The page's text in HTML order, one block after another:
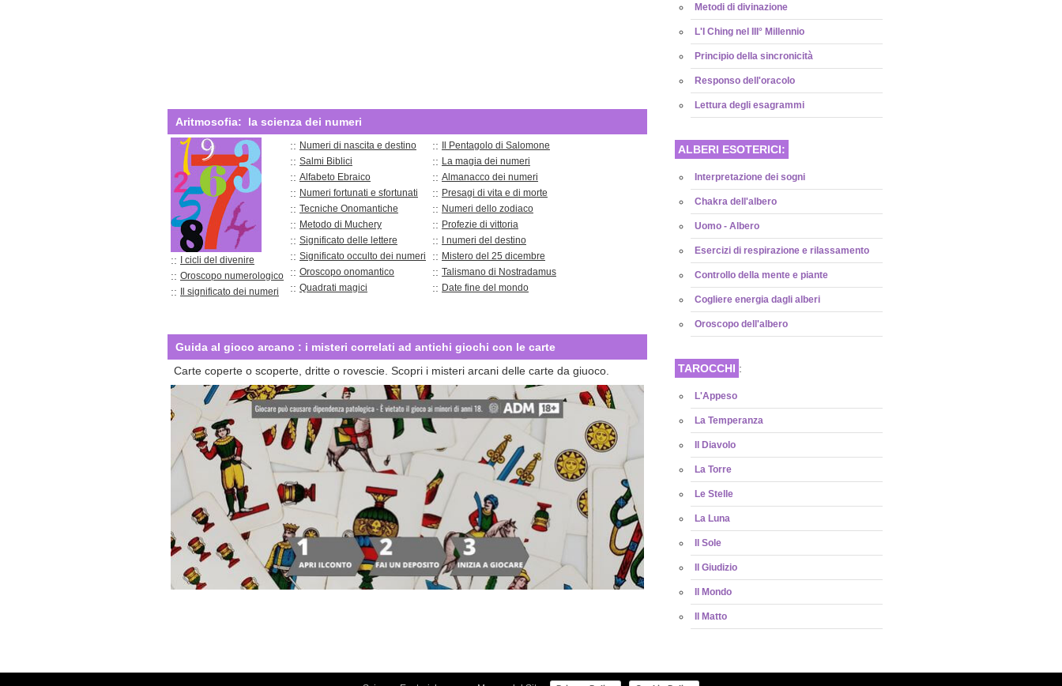
Aritmosofia: la scienza dei numeri
:: I cicli del divenire
:: Oroscopo numerologico
:: Il significato dei numeri
:: Numeri di nascita e destino
:: Salmi Biblici
:: Alfabeto Ebraico
:: Numeri fortunati e sfortunati
:: Tecniche Onomantiche
:: Metodo di Muchery
:: Significato delle lettere
:: Significato occulto dei numeri
:: Oroscopo onomantico
:: Quadrati magici
:: Il Pentagolo di Salomone
:: La magia dei numeri
:: Almanacco dei numeri
:: Presagi di vita e di morte
:: Numeri dello zodiaco
:: Profezie di vittoria
:: I numeri del destino
:: Mistero del 25 dicembre
:: Talismano di Nostradamus
:: Date fine del mondo
Guida al gioco arcano : i misteri correlati ad antichi giochi con le carte
Carte coperte o scoperte, dritte o rovescie. Scopri i misteri arcani delle carte da giuoco.
Metodi di divinazione
L'I Ching nel III° Millennio
Principio della sincronicità
Responso dell'oracolo
Lettura degli esagrammi
ALBERI ESOTERICI:
Interpretazione dei sogni
Chakra dell'albero
Uomo - Albero
Esercizi di respirazione e rilassamento
Controllo della mente e piante
Cogliere energia dagli alberi
Oroscopo dell'albero
TAROCCHI :
L'Appeso
La Temperanza
Il Diavolo
La Torre
Le Stelle
La Luna
Il Sole
Il Giudizio
Il Mondo
Il Matto